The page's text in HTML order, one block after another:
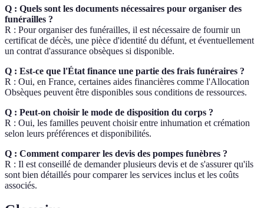
Q : Quels sont les documents nécessaires pour organiser des
funérailles ?
R : Pour organiser des funérailles, il est nécessaire de fournir un
certificat de décès, une pièce d'identité du défunt, et éventuellement
un contrat d'assurance obsèques si disponible.
Q : Est-ce que l'État finance une partie des frais funéraires ?
R : Oui, en France, certaines aides financières comme l'Allocation
Obsèques peuvent être disponibles sous conditions de ressources.
Q : Peut-on choisir le mode de disposition du corps ?
R : Oui, les familles peuvent choisir entre inhumation et crémation
selon leurs préférences et disponibilités.
Q : Comment comparer les devis des pompes funèbres ?
R : Il est conseillé de demander plusieurs devis et de s'assurer qu'ils
sont bien détaillés pour comparer les services inclus et les coûts
associés.